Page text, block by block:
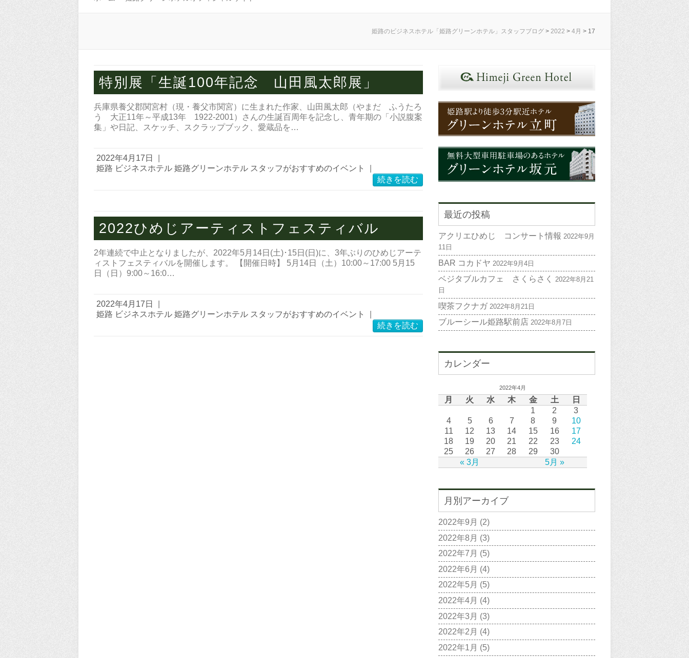
姫路のビジネスホテル「姫路グリーンホテル」スタッフブログ > 2022 > 4月 > 17
特別展「生誕100年記念 山田風太郎展」
兵庫県養父郡関宮村（現・養父市関宮）に生まれた作家、山田風太郎（やまだ ふうたろ
う 大正11年～平成13年 1922-2001）さんの生誕百周年を記念し、青年期の「小説腹案
集」や日記、スケッチ、スクラップブック、愛蔵品を…
2022年4月17日
姫路 ビジネスホテル 姫路グリーンホテル スタッフがおすすめのイベント
続きを読む
2022​ひめじアーティストフェスティバル
2年連続で中止となりましたが、2022年5月14日(土)･15日(日)に、3年ぶりのひめじアーテ
ィストフェスティバルを開催します。 【開催日時】 5月14日（土）10:00～17:00 5月15
日（日）9:00～16:0…
2022年4月17日
姫路 ビジネスホテル 姫路グリーンホテル スタッフがおすすめのイベント
続きを読む
最近の投稿
アクリエひめじ コンサート情報 2022年9月
11日
BAR コカドヤ 2022年9月4日
ベジタブルカフェ さくらさく
2022年8月21
日
喫茶フクナガ 2022年8月21日
ブルーシール姫路駅前店 2022年8月7日
カレンダー
2022年4月
月 火 水 木 金 土 日
« 3月 5月 »
1 2
3
4
5 6 7 8 9
10
11
12 13 14 15 16
17
18
19 20 21 22 23
24
25
26 27 28 29 30
月別アーカイブ
2022年9月 (2)
2022年8月 (3)
2022年7月 (5)
2022年6月 (4)
2022年5月 (5)
2022年4月 (4)
2022年3月 (3)
2022年2月 (4)
2022年1月 (5)